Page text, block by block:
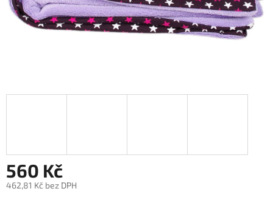
560 Kč
462,81 Kč bez DPH